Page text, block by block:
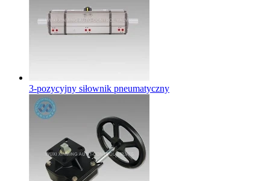
3-pozycyjny siłownik pneumatyczny